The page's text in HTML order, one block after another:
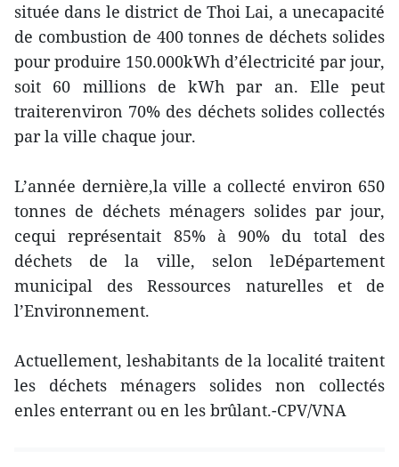
située dans le district de Thoi Lai, a unecapacité
de combustion de 400 tonnes de déchets solides
pour produire 150.000kWh d’électricité par jour,
soit 60 millions de kWh par an. Elle peut
traiterenviron 70% des déchets solides collectés
par la ville chaque jour.
L’année dernière,la ville a collecté environ 650
tonnes de déchets ménagers solides par jour,
cequi représentait 85% à 90% du total des
déchets de la ville, selon leDépartement
municipal des Ressources naturelles et de
l’Environnement.
Actuellement, leshabitants de la localité traitent
les déchets ménagers solides non collectés
enles enterrant ou en les brûlant.-CPV/VNA